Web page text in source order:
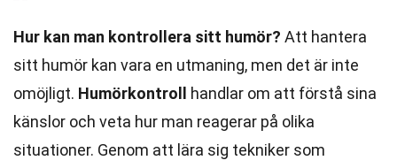
Hur kan man kontrollera sitt humör? Att hantera
sitt humör kan vara en utmaning, men det är inte
omöjligt. Humörkontroll
handlar om att förstå sina
känslor och veta hur man reagerar på olika
situationer. Genom att lära sig tekniker som